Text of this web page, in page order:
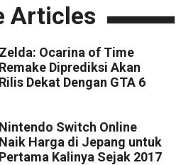
Articles
Zelda: Ocarina of Time
Remake Diprediksi Akan
Rilis Dekat Dengan GTA 6
Nintendo Switch Online
Naik Harga di Jepang untuk
Pertama Kalinya Sejak 2017